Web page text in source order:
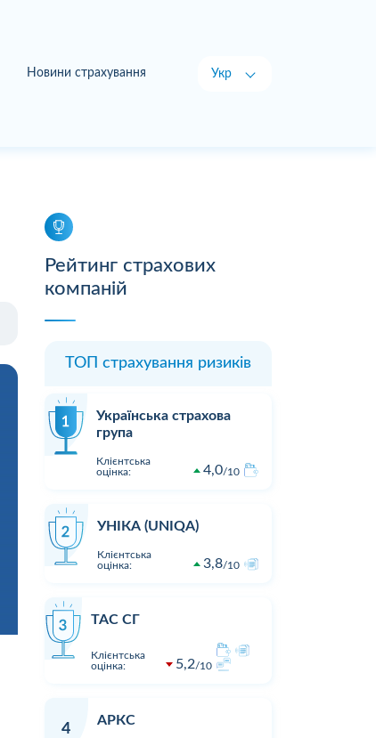
Новини страхування Укр
Рейтинг страхових
компаній
ТОП страхування ризиків
Українська страхова
група
Клієнтська
оцінка:
4,0 10
УНІКА (UNIQA)
Клієнтська
оцінка:
3,8 10
ТАС СГ
Клієнтська
оцінка:
5,2 10
4
АРКС